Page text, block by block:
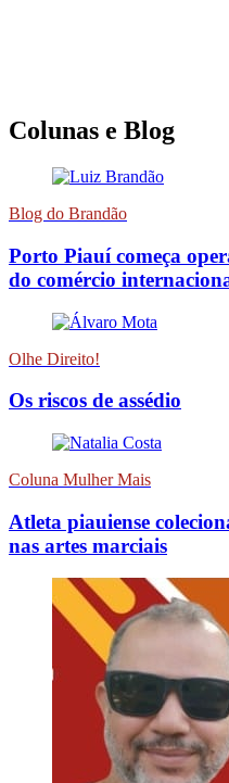
Colunas e Blog
Blog do Brandão
Porto Piauí começa
do comércio
Olhe Direito!
Os riscos de assédio
Coluna Mulher Mais
Atleta piauiense
nas artes marciais